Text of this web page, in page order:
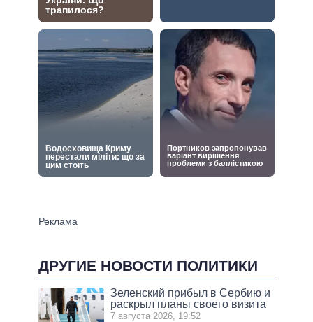
ДРУГИЕ НОВОСТИ ПОЛИТИКИ
Зеленский прибыл в Сербию и
раскрыл планы своего визита
7 августа 2026, 19:52